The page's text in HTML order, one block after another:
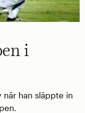
i
när han släppte in